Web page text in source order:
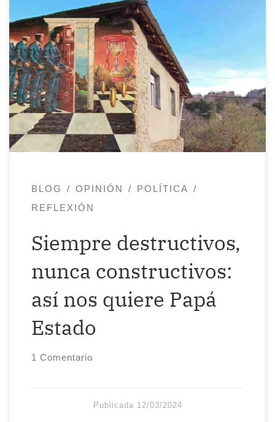
Durante miles de años, las personas han
sabido cómo cultivar alimentos, coser
ropa, tratar enfermedades con alimentos
y hierbas, construir refugios y sobrevivir.
Solo tomó dos generaciones borrar esas
habilidades de la humanidad y hacernos
completamente dependientes y a merced
del sistema. No sé el/la autor/a de esta
BLOG OPINIÓN
POLÍTICA
REFLEXIÓN
Siempre destructivos,
nunca constructivos:
así nos quiere Papá
Estado
1 Comentario
Publicada 12/03/2024